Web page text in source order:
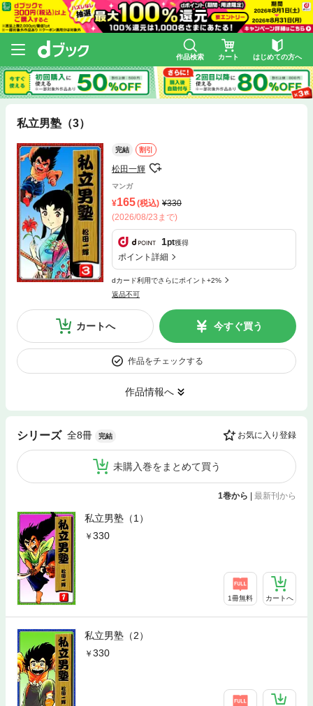
作品検索 カート はじめての方へ
私立男塾（3）
完結 割引
松田一輝
マンガ
165(税込)
330
(2026/08/23まで)
1pt獲得
ポイント詳細
dカード利用でさらにポイント+2%
返品不可
カートへ 今すぐ買う
作品をチェックする
作品情報へ
シリーズ 全8冊 完結 お気に入り登録
未購入巻をまとめて買う
1巻から 最新刊から
私立男塾（1）
330
1冊無料 カートへ
私立男塾（2）
330